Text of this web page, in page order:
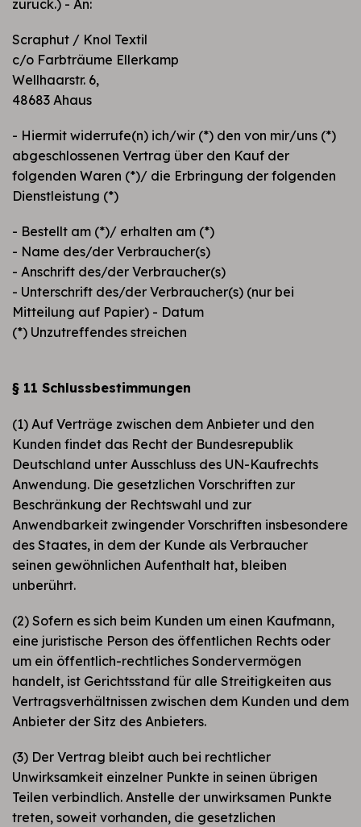
zurück.) - An:
Scraphut / Knol Textil
c/o Farbträume Ellerkamp
Wellhaarstr. 6,
48683 Ahaus
- Hiermit widerrufe(n) ich/wir (*) den von mir/uns (*)
abgeschlossenen Vertrag über den Kauf der
folgenden Waren (*)/ die Erbringung der folgenden
Dienstleistung (*)
- Bestellt am (*)/ erhalten am (*)
- Name des/der Verbraucher(s)
- Anschrift des/der Verbraucher(s)
- Unterschrift des/der Verbraucher(s) (nur bei
Mitteilung auf Papier) - Datum
(*) Unzutreffendes streichen
§ 11 Schlussbestimmungen
(1) Auf Verträge zwischen dem Anbieter und den
Kunden findet das Recht der Bundesrepublik
Deutschland unter Ausschluss des UN-Kaufrechts
Anwendung. Die gesetzlichen Vorschriften zur
Beschränkung der Rechtswahl und zur
Anwendbarkeit zwingender Vorschriften insbesondere
des Staates, in dem der Kunde als Verbraucher
seinen gewöhnlichen Aufenthalt hat, bleiben
unberührt.
(2) Sofern es sich beim Kunden um einen Kaufmann,
eine juristische Person des öffentlichen Rechts oder
um ein öffentlich-rechtliches Sondervermögen
handelt, ist Gerichtsstand für alle Streitigkeiten aus
Vertragsverhältnissen zwischen dem Kunden und dem
Anbieter der Sitz des Anbieters.
(3) Der Vertrag bleibt auch bei rechtlicher
Unwirksamkeit einzelner Punkte in seinen übrigen
Teilen verbindlich. Anstelle der unwirksamen Punkte
treten, soweit vorhanden, die gesetzlichen